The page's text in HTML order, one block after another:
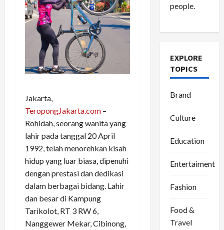
Jakarta,
TeropongJakarta.com –
Rohidah, seorang wanita yang
lahir pada tanggal 20 April
1992, telah menorehkan kisah
hidup yang luar biasa, dipenuhi
dengan prestasi dan dedikasi
dalam berbagai bidang. Lahir
dan besar di Kampung
Tarikolot, RT 3 RW 6,
Nanggewer Mekar, Cibinong,
people.
EXPLORE
TOPICS
Brand
Culture
Education
Entertaiment
Fashion
Food &
Travel